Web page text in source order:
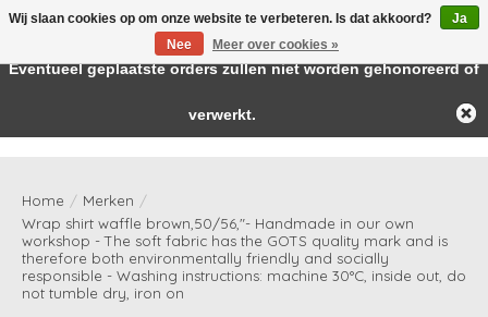
Home / Merken /
Wrap shirt waffle brown,50/56,"- Handmade in our own
workshop - The soft fabric has the GOTS quality mark and is
therefore both environmentally friendly and socially
responsible - Washing instructions: machine 30°C, inside out, do
not tumble dry, iron on
Wij slaan cookies op om onze website te verbeteren. Is dat akkoord?
Ja
Nee
Meer over cookies »
← Keer terug naar de backofficeDeze winkel is in aanbouw.
Eventueel geplaatste orders zullen niet worden gehonoreerd of
verwerkt.